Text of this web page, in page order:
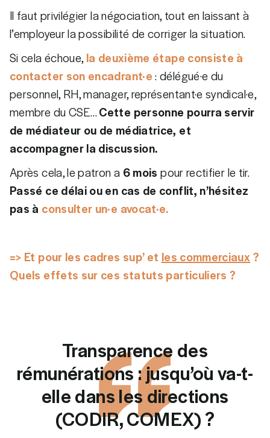
Il faut privilégier la négociation, tout en laissant à
l’employeur la possibilité de corriger la situation.
Si cela échoue,la deuxième étape consiste à
contacter son encadrant·e: délégué·e du
personnel, RH, manager, représentant·e syndical·e,
membre du CSE…Cette personne pourra servir
de médiateur ou de médiatrice, et
accompagner la discussion.
Après cela, le patron a 6 mois pour rectifier le tir.
Passé ce délai ou en cas de conflit, n’hésitez
pas à consulter un·e avocat·e.
=> Et pour les cadres sup’ et les commerciaux?
Quels effets sur ces statuts particuliers ?
Transparence des
rémunérations : jusqu’où va-t-
elle dans les directions
(CODIR, COMEX) ?